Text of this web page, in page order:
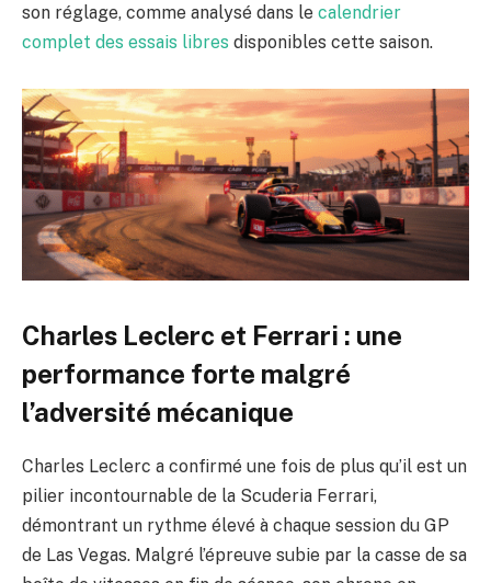
son réglage, comme analysé dans le calendrier
complet des essais libres disponibles cette saison.
Charles Leclerc et Ferrari : une
performance forte malgré
l’adversité mécanique
Charles Leclerc a confirmé une fois de plus qu’il est un
pilier incontournable de la Scuderia Ferrari,
démontrant un rythme élevé à chaque session du GP
de Las Vegas. Malgré l’épreuve subie par la casse de sa